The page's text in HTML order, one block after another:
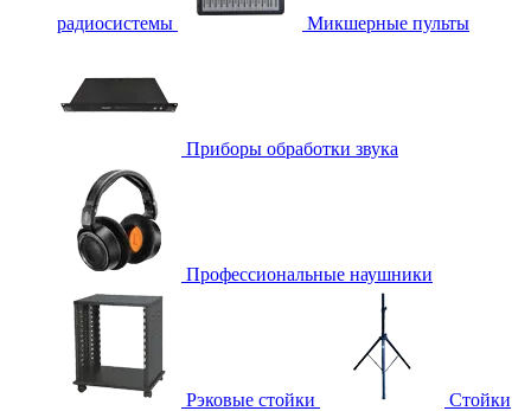
радиосистемы Микшерные пульты
Приборы обработки звука
Профессиональные наушники
Рэковые стойки Стойки